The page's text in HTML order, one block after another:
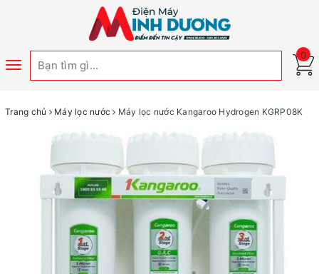
Toggle
0
Trang chủ Máy lọc nước Máy lọc nước Kangaroo Hydrogen KGRP08K